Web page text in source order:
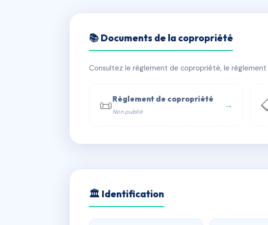
ROYALE 16,
📍 16 r royale 69001 LYON
📞 Contacter Syndic Digital 💬 WhatsApp
📚 Documents de la copropriété
Consultez le règlement de copropriété, le
📜Règlement de copropriété
Non publié
→
🏛 Identification